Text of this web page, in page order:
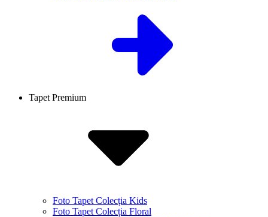
Tapet Premium
Foto Tapet Colecția Kids
Foto Tapet Colecția Floral